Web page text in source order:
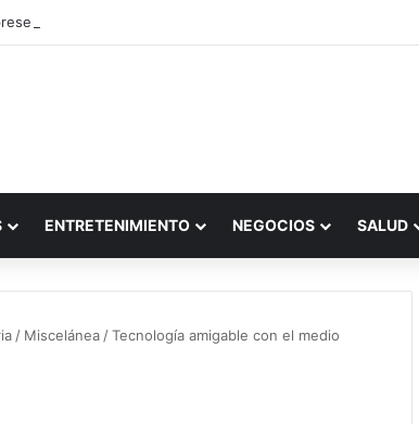
vs. por internet
ENTRETENIMIENTO NEGOCIOS SALUD
/ Miscelánea /Tecnología amigable con el medio